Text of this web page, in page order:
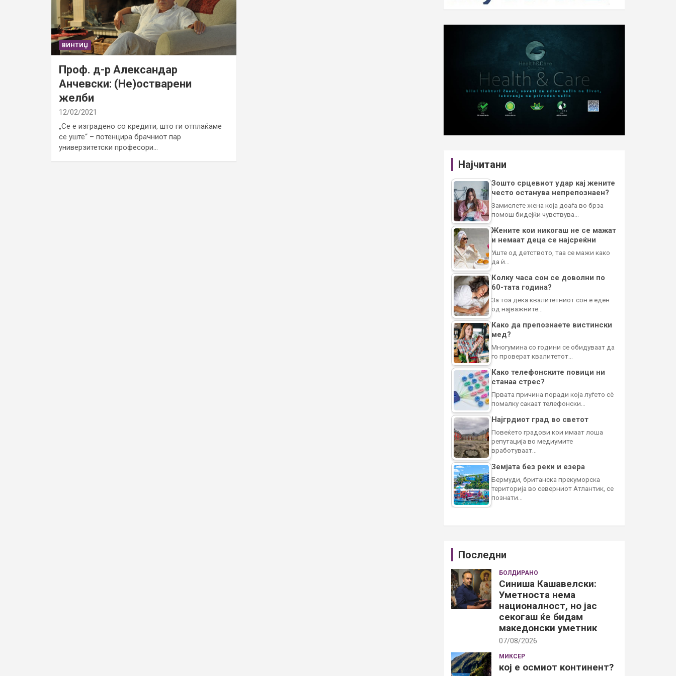
ВИНТИЏ
Проф. д-р Александар
Анчевски: (Не)остварени
желби
12/02/2021
„Се е изградено со кредити, што ги отплаќаме
се уште“ – потенцира брачниот пар
универзитетски професори…
Најчитани
Зошто срцевиот удар кај жените
често останува непрепознаен?
Замислете жена која доаѓа во брза
помош бидејќи чувствува…
Жените кои никогаш не се мажат
и немаат деца се најсреќни
Уште од детството, таа се мажи како
да ѝ…
Колку часа сон се доволни по
60-тата година?
За тоа дека квалитетниот сон е еден
од најважните…
Како да препознаете вистински
мед?
Многумина со години се обидуваат да
го проверат квалитетот…
Како телефонските повици ни
станаа стрес?
Првата причина поради која луѓето сè
помалку сакаат телефонски…
Најгрдиот град во светот
Повеќето градови кои имаат лоша
репутација во медиумите
вработуваат…
Земјата без реки и езера
Бермуди, британска прекуморска
територија во северниот Атлантик, се
познати…
Последни
БОЛДИРАНО
Синиша Кашавелски:
Уметноста нема
националност, но јас
секогаш ќе бидам
македонски уметник
07/08/2026
МИКСЕР
кој е осмиот континент?